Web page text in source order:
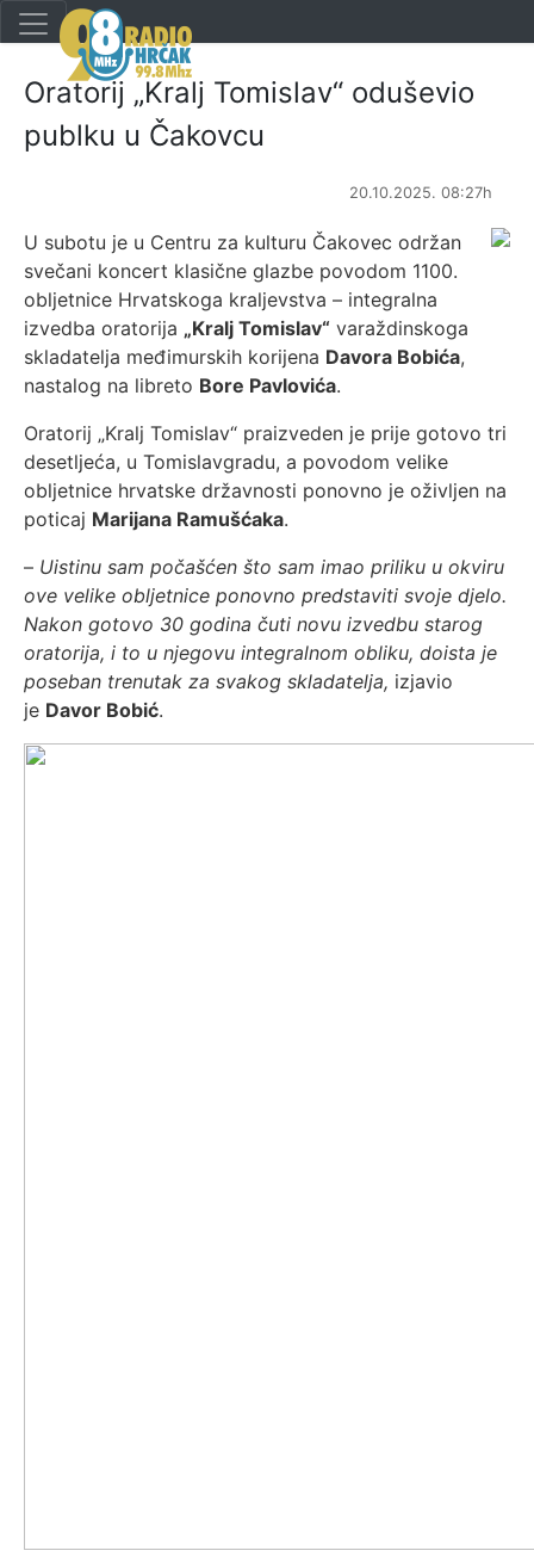
Oratorij „Kralj Tomislav“ oduševio
publku u Čakovcu
20.10.2025. 08:27h
U subotu je u Centru za kulturu Čakovec održan
svečani koncert klasične glazbe povodom 1100.
obljetnice Hrvatskoga kraljevstva – integralna
izvedba oratorija „Kralj Tomislav“ varaždinskoga
skladatelja međimurskih korijena Davora Bobića,
nastalog na libreto Bore Pavlovića.
Oratorij „Kralj Tomislav“ praizveden je prije gotovo tri
desetljeća, u Tomislavgradu, a povodom velike
obljetnice hrvatske državnosti ponovno je oživljen na
poticaj Marijana Ramušćaka.
– Uistinu sam počašćen što sam imao priliku u okviru
ove velike obljetnice ponovno predstaviti svoje djelo.
Nakon gotovo 30 godina čuti novu izvedbu starog
oratorija, i to u njegovu integralnom obliku, doista je
poseban trenutak za svakog skladatelja, izjavio
je Davor Bobić.